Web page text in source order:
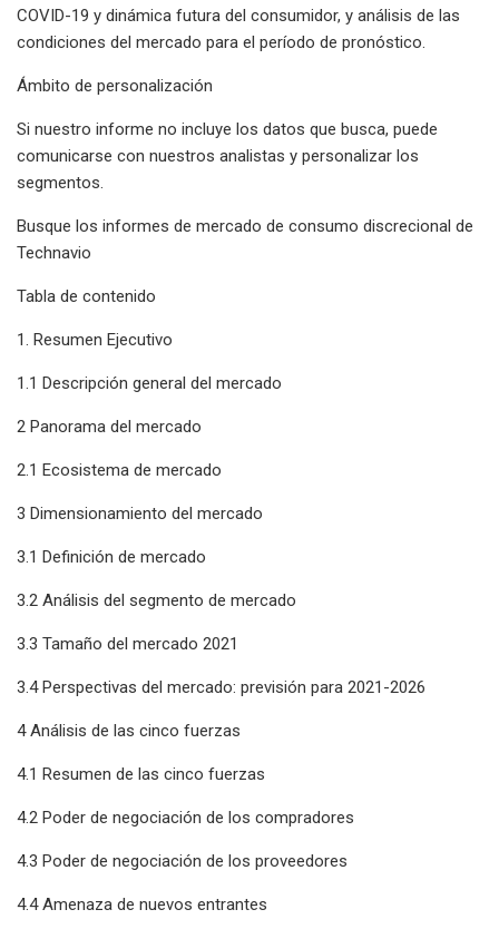
COVID-19 y dinámica futura del consumidor, y análisis de las
condiciones del mercado para el período de pronóstico.
Ámbito de personalización
Si nuestro informe no incluye los datos que busca, puede
comunicarse con nuestros analistas y personalizar los
segmentos.
Busque los informes de mercado de consumo discrecional de
Technavio
Tabla de contenido
1. Resumen Ejecutivo
1.1 Descripción general del mercado
2 Panorama del mercado
2.1 Ecosistema de mercado
3 Dimensionamiento del mercado
3.1 Definición de mercado
3.2 Análisis del segmento de mercado
3.3 Tamaño del mercado 2021
3.4 Perspectivas del mercado: previsión para 2021-2026
4 Análisis de las cinco fuerzas
4.1 Resumen de las cinco fuerzas
4.2 Poder de negociación de los compradores
4.3 Poder de negociación de los proveedores
4.4 Amenaza de nuevos entrantes